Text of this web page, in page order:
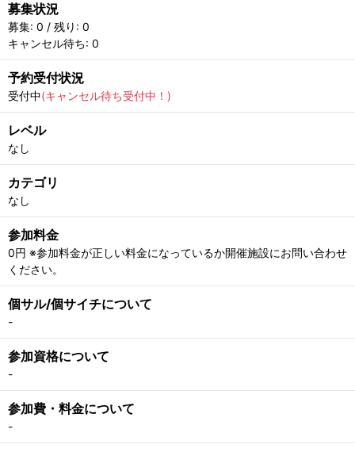
募集状況
募集: 0 / 残り: 0
キャンセル待ち: 0
予約受付状況
受付中(キャンセル待ち受付中！)
レベル
なし
カテゴリ
なし
参加料金
0円 ※参加料金が正しい料金になっているか開催施設にお問い合わせ
ください。
個サル/個サイチについて
-
参加資格について
-
参加費・料金について
-